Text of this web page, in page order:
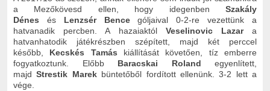
a Mezőkövesd ellen, hogy idegenben
Szakály
Dénes és Lenzsér Bencególjaival 0-2-re vezettünk a
hatvanadik percben. A hazaiaktól Veselinovic Lazara
hatvanhatodik játékrészben szépített, majd két perccel
később, Kecskés Tamás kiállítását követően, tíz emberre
fogyatkoztunk. Előbb Baracskai Roland egyenlített,
majdStrestik Marek büntetőből fordított ellenünk. 3-2 lett a
vége.